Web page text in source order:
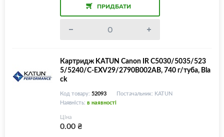
ПРИДБАТИ
Картридж KATUN Canon IR C5030/5035/523
5/5240/C-EXV29/2790B002AB, 740 г/туба, Bla
ck
Код товару: 52093
Постачальник: KATUN
Наявність: в наявності
Ціна
0.00₴